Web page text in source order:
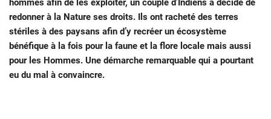
hommes afin de les exploiter, un couple d’Indiens a décidé de
redonner à la Nature ses droits. Ils ont racheté des terres
stériles à des paysans afin d’y recréer un écosystème
bénéfique à la fois pour la faune et la flore locale mais aussi
pour les Hommes. Une démarche remarquable qui a pourtant
eu du mal à convaincre.